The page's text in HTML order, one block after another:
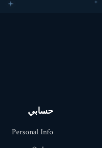
حسابي
Personal Info